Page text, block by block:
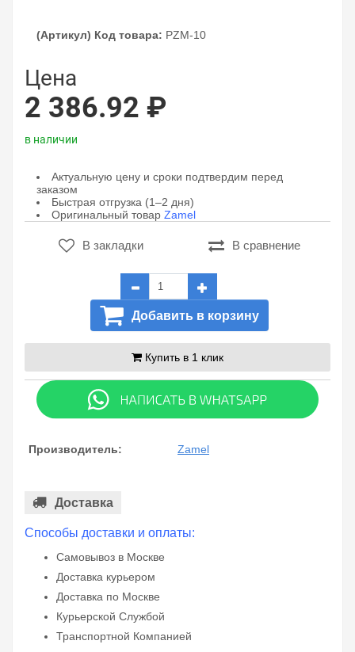
(Артикул) Код товара: PZM-10
Цена
2 386.92 ₽
в наличии
Актуальную цену и сроки подтвердим перед
заказом
Быстрая отгрузка (1–2 дня)
Оригинальный товар Zamel
В закладки В сравнение
Добавить в корзину
Купить в 1 клик
Производитель: Zamel
Доставка
Способы доставки и оплаты:
Самовывоз в Москве
Доставка курьером
Доставка по Москве
Курьерской Службой
Транспортной Компанией